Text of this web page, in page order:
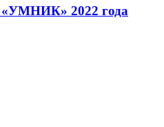
«УМНИК» 2022 года